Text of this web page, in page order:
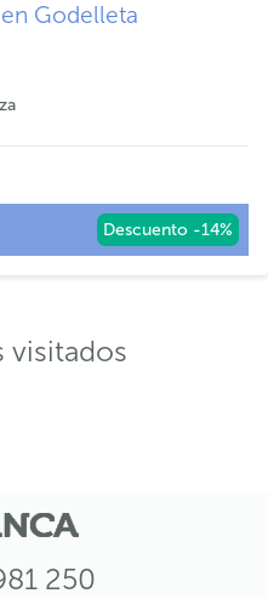
Godelleta
Descuento -14%
visitados
250